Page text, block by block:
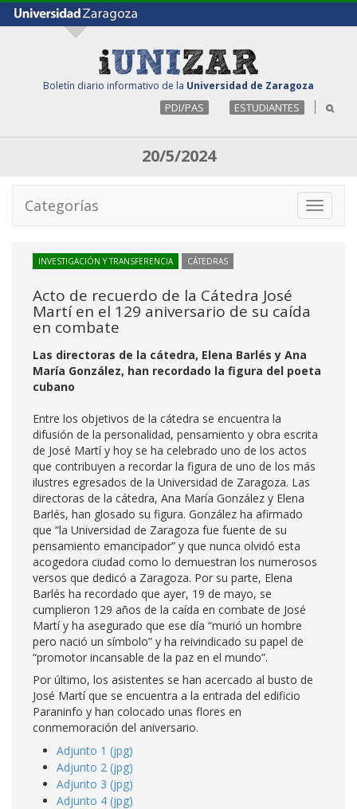
Boletín diario informativo de la Universidad de Zaragoza
PDI/PAS ESTUDIANTES
20/5/2024
Toggle
Categorías
INVESTIGACIÓN Y TRANSFERENCIA CÁTEDRAS
Acto de recuerdo de la Cátedra José
Martí en el 129 aniversario de su caída
en combate
Las directoras de la cátedra, Elena Barlés y Ana
María González, han recordado la figura del poeta
cubano
Entre los objetivos de la cátedra se encuentra la
difusión de la personalidad, pensamiento y obra escrita
de José Martí y hoy se ha celebrado uno de los actos
que contribuyen a recordar la figura de uno de los más
ilustres egresados de la Universidad de Zaragoza. Las
directoras de la cátedra, Ana María González y Elena
Barlés, han glosado su figura. González ha afirmado
que “la Universidad de Zaragoza fue fuente de su
pensamiento emancipador” y que nunca olvidó esta
acogedora ciudad como lo demuestran los numerosos
versos que dedicó a Zaragoza. Por su parte, Elena
Barlés ha recordado que ayer, 19 de mayo, se
cumplieron 129 años de la caída en combate de José
Martí y ha asegurado que ese día “murió un hombre
pero nació un símbolo” y ha reivindicado su papel de
“promotor incansable de la paz en el mundo”.
Por último, los asistentes se han acercado al busto de
José Martí que se encuentra a la entrada del edificio
Paraninfo y han colocado unas flores en
conmemoración del aniversario.
Adjunto 1 (jpg)
Adjunto 2 (jpg)
Adjunto 3 (jpg)
Adjunto 4 (jpg)